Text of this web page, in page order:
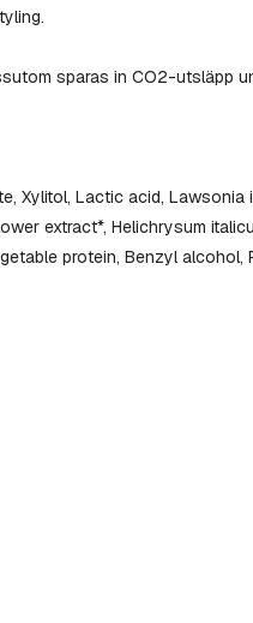
sparas in CO2-utsläpp
Xylitol, Lactic acid, Lawsonia
extract*, Helichrysum
protein, Benzyl alcohol,